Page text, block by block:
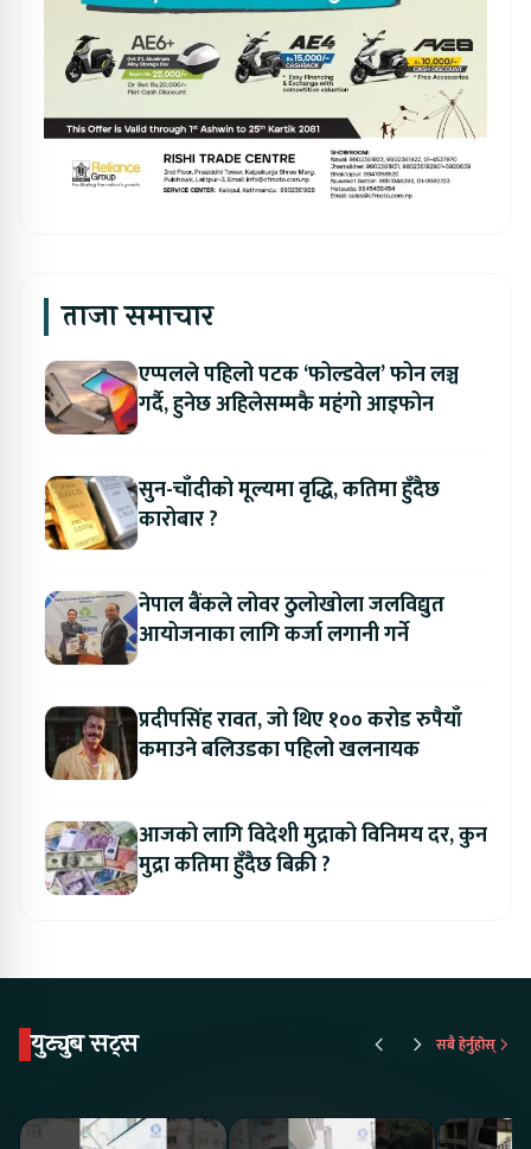
ताजा समाचार
एप्पलले पहिलो पटक ‘फोल्डवेल’ फोन लञ्च
गर्दै, हुनेछ अहिलेसम्मकै महंगो आइफोन
सुन-चाँदीको मूल्यमा वृद्धि, कतिमा हुँदैछ
कारोबार ?
नेपाल बैंकले लोवर ठुलोखोला जलविद्युत
आयोजनाका लागि कर्जा लगानी गर्ने
प्रदीपसिंह रावत, जो थिए १०० करोड रुपैयाँ
कमाउने बलिउडका पहिलो खलनायक
आजको लागि विदेशी मुद्राको विनिमय दर, कुन
मुद्रा कतिमा हुँदैछ बिक्री ?
युट्युब सट्स सबै हेर्नुहोस्